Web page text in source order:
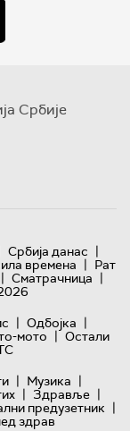
Србије
Србија данас |
времена | Рат
| Сматрачница |
| Одбојка |
мото | Остали
| Музика |
| Здравље |
предузетник |
здрав